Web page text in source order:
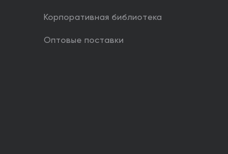
Корпоративная библиотека
Оптовые поставки